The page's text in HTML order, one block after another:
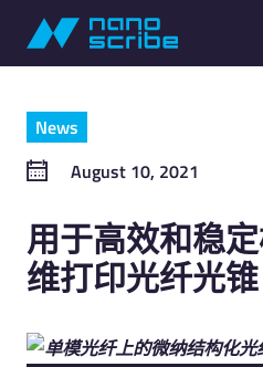
News
August 10, 2021
用于高效和稳
维打印光纤光锥